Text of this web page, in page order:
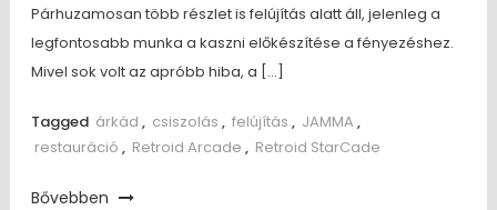
Párhuzamosan több részlet is felújítás alatt áll, jelenleg a
legfontosabb munka a kaszni előkészítése a fényezéshez.
Mivel sok volt az apróbb hiba, a […]
Tagged árkád , csiszolás , felújítás , JAMMA ,
restauráció , Retroid Arcade , Retroid StarCade
Bővebben